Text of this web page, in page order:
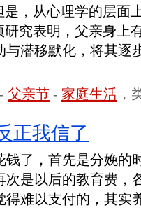
是，从心理学的层面
研究表明，父亲身上
与潜移默化，将其逐
- 父亲节 - 家庭生活 ，
正我信了
了，首先是分娩的
次是以后的教育费，
得难以支付的，其实